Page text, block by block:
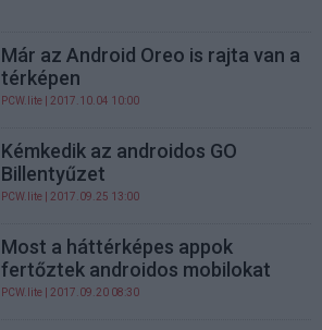
Már az Android Oreo is rajta van a
térképen
PCW.lite | 2017.10.04 10:00
Kémkedik az androidos GO
Billentyűzet
PCW.lite | 2017.09.25 13:00
Most a háttérképes appok
fertőztek androidos mobilokat
PCW.lite | 2017.09.20 08:30